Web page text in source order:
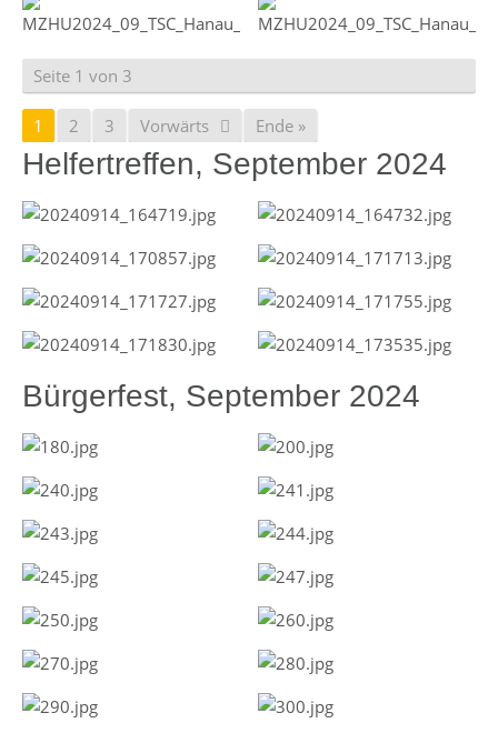
Seite 1 von 3
1 2 3 Vorwärts Ende »
Helfertreffen, September 2024
Bürgerfest, September 2024